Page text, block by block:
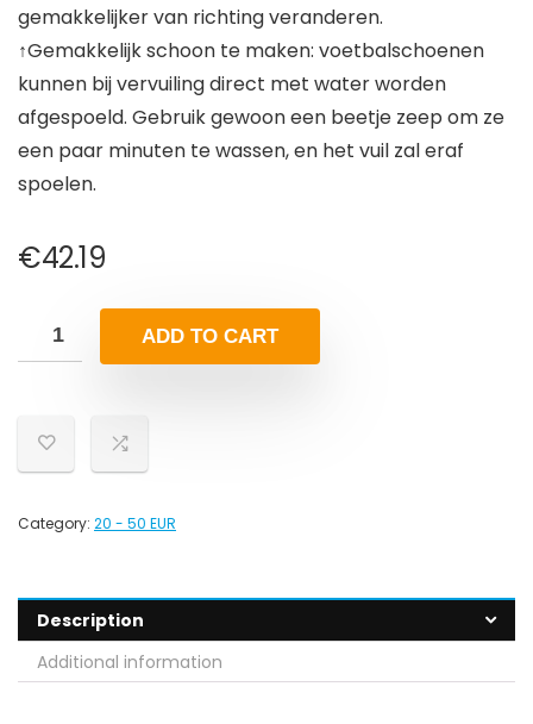
gemakkelijker van richting veranderen.
↑Gemakkelijk schoon te maken: voetbalschoenen
kunnen bij vervuiling direct met water worden
afgespoeld. Gebruik gewoon een beetje zeep om ze
een paar minuten te wassen, en het vuil zal eraf
spoelen.
€42.19
ADD TO CART
Category: 20 - 50 EUR
Description
Additional information